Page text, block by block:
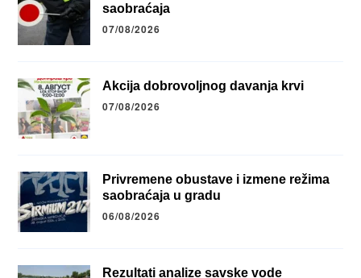
saobraćaja
07/08/2026
Akcija dobrovoljnog davanja krvi
07/08/2026
Privremene obustave i izmene režima
saobraćaja u gradu
06/08/2026
Rezultati analize savske vode